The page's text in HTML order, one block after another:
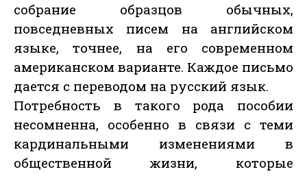
собрание образцов обычных,
повседневных писем на английском
языке, точнее, на его современном
американском варианте. Каждое письмо
дается с переводом на русский язык.
Потребность в такого рода пособии
несомненна, особенно в связи с теми
кардинальными изменениями в
общественной жизни, которые